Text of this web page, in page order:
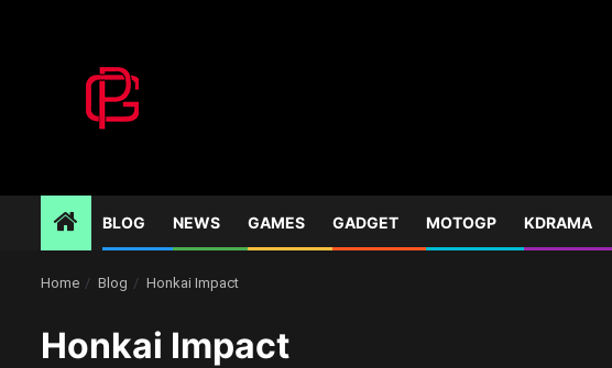
BLOG NEWS GAMES GADGET MOTOGP KDRAMA
Home Blog Honkai Impact
Honkai Impact